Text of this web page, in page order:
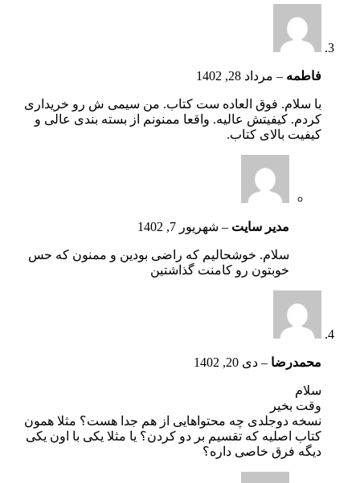
فاطمه – مرداد 28, 1402
با سلام. فوق العاده ست کتاب. من سیمی ش رو خریداری
کردم. کیفیتش عالیه. واقعا ممنونم از بسته بندی عالی و
کیفیت بالای کتاب.
مدیر سایت – شهریور 7, 1402
سلام. خوشحالیم که راضی بودین و ممنون که حس
خوبتون رو کامنت گذاشتین
محمدرضا – دی 20, 1402
سلام
وقت بخیر
نسخه دوجلدی چه محتواهایی از هم جدا هست؟ مثلا همون
کتاب اصلیه که تقسیم بر دو کردن؟ یا مثلا یکی با اون یکی
دیگه فرق خاصی داره؟